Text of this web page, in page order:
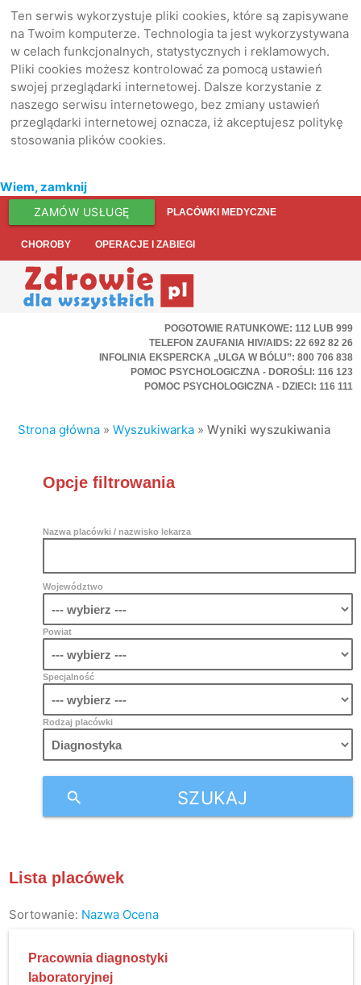
Ten serwis wykorzystuje pliki cookies, które są zapisywane
na Twoim komputerze. Technologia ta jest wykorzystywana
w celach funkcjonalnych, statystycznych i reklamowych.
Pliki cookies możesz kontrolować za pomocą ustawień
swojej przeglądarki internetowej. Dalsze korzystanie z
naszego serwisu internetowego, bez zmiany ustawień
przeglądarki internetowej oznacza, iż akceptujesz politykę
stosowania plików cookies.
Wiem, zamknij
ZAMÓW USŁUGĘ PLACÓWKI MEDYCZNE
CHOROBY OPERACJE I ZABIEGI
POGOTOWIE RATUNKOWE: 112 LUB 999
TELEFON ZAUFANIA HIV/AIDS: 22 692 82 26
INFOLINIA EKSPERCKA „ULGA W BÓLU”: 800 706 838
POMOC PSYCHOLOGICZNA - DOROŚLI: 116 123
POMOC PSYCHOLOGICZNA - DZIECI: 116 111
Strona główna »Wyszukiwarka »Wyniki wyszukiwania
Opcje filtrowania
Nazwa placówki / nazwisko lekarza
Województwo
Powiat
Specjalność
Rodzaj placówki
SZUKAJ
search
Lista placówek
Sortowanie: Nazwa Ocena
Pracownia diagnostyki
laboratoryjnej